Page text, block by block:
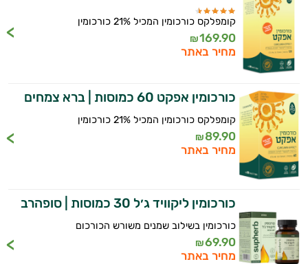
קומפלקס כורכומין המכיל 21% כורכומין
169.90
₪
מחיר באתר
כורכומין אפקט 60 כמוסות | ברא צמחים
קומפלקס כורכומין המכיל 21% כורכומין
89.90
₪
מחיר באתר
כורכומין ליקוויד ג׳ל 30 כמוסות | סופהרב
כורכומין בשילוב שמנים משורש הכורכום
69.90
₪
מחיר באתר
אני כאן כדי לעזור לך להתאים את תוספי
התזונה ומוצרי הבריאות המדויקים למטרות
ולמצב הגופני שלך, ולהסביר לך אילו רכיבים
עובדים יחד כדי למקסם תוצאות גם בחיי היום
יום וגם בתחום הכושר והספורט.
המטרה שלי היא להתאים עבורך המלצות
אישיות מבוססות מדעית.
זה הזמן להתחיל. איך אוכל לעזור?